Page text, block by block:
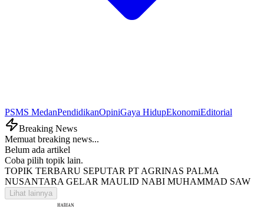
PSMS MedanPendidikanOpiniGaya HidupEkonomiEditorial
Breaking News
Memuat breaking news...
Belum ada artikel
Coba pilih topik lain.
TOPIK TERBARU SEPUTAR PT AGRINAS PALMA
NUSANTARA GELAR MAULID NABI MUHAMMAD SAW
Lihat lainnya